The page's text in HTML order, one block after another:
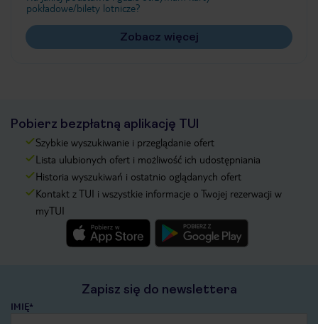
pokładowe/bilety lotnicze?
Zobacz więcej
Pobierz bezpłatną aplikację TUI
Szybkie wyszukiwanie i przeglądanie ofert
Lista ulubionych ofert i możliwość ich udostępniania
Historia wyszukiwań i ostatnio oglądanych ofert
Kontakt z TUI i wszystkie informacje o Twojej rezerwacji w
myTUI
Zapisz się do newslettera
IMIĘ*